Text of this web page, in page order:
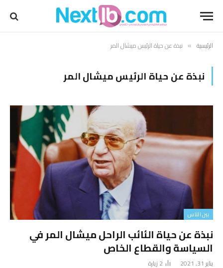
الرئيسية » نبذة عن حياة الرئيس ميشال المر
نبذة عن حياة الرئيس ميشال المر
بين الناس
نبذة عن حياة الئائب الراحل ميشال المر في
السياسة والقطاع الخاص
يناير 31, 2021 2 زيارة